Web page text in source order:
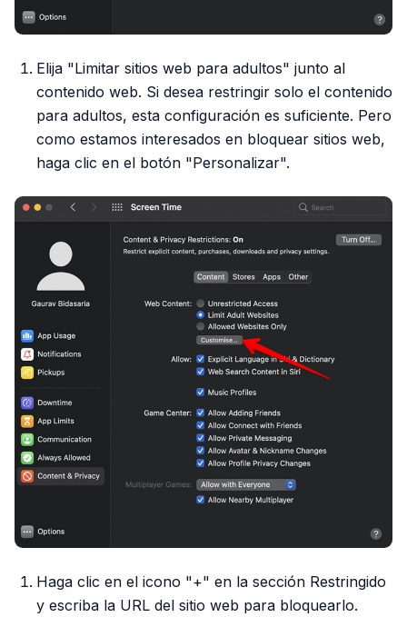
Elija "Limitar sitios web para adultos" junto al
contenido web. Si desea restringir solo el contenido
para adultos, esta configuración es suficiente. Pero
como estamos interesados ​​en bloquear sitios web,
haga clic en el botón "Personalizar".
Haga clic en el icono "+" en la sección Restringido
y escriba la URL del sitio web para bloquearlo.